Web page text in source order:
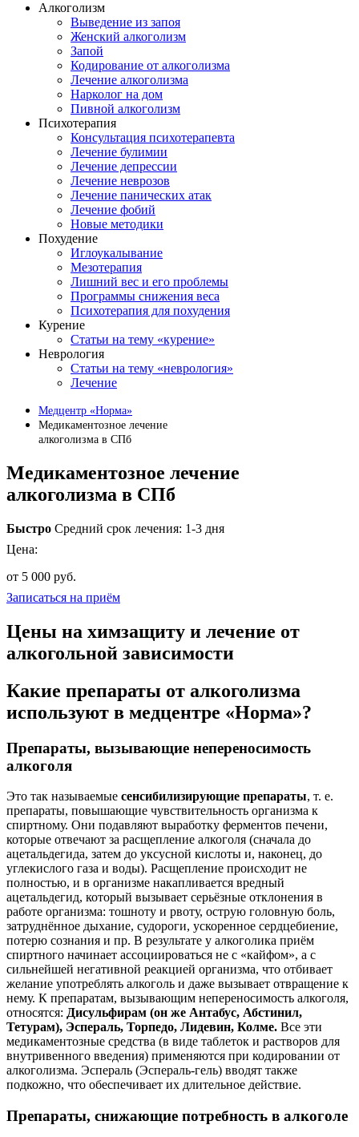
Алкоголизм
Выведение из запоя
Женский алкоголизм
Запой
Кодирование от алкоголизма
Лечение алкоголизма
Нарколог на дом
Пивной алкоголизм
Психотерапия
Консультация психотерапевта
Лечение булимии
Лечение депрессии
Лечение неврозов
Лечение панических атак
Лечение фобий
Новые методики
Похудение
Иглоукалывание
Мезотерапия
Лишний вес и его проблемы
Программы снижения веса
Психотерапия для похудения
Курение
Статьи на тему «курение»
Неврология
Статьи на тему «неврология»
Лечение
Медцентр «Норма»
Медикаментозное лечение
алкоголизма в СПб
Медикаментозное лечение
алкоголизма в СПб
Быстро Средний срок лечения: 1-3 дня
Цена:
от 5 000 руб.
Записаться на приём
Цены на химзащиту и лечение от
алкогольной зависимости
Какие препараты от алкоголизма
используют в медцентре «Норма»?
Препараты, вызывающие непереносимость
алкоголя
Это так называемые сенсибилизирующие препараты, т. е.
препараты, повышающие чувствительность организма к
спиртному. Они подавляют выработку ферментов печени,
которые отвечают за расщепление алкоголя (сначала до
ацетальдегида, затем до уксусной кислоты и, наконец, до
углекислого газа и воды). Расщепление происходит не
полностью, и в организме накапливается вредный
ацетальдегид, который вызывает серьёзные отклонения в
работе организма: тошноту и рвоту, острую головную боль,
затруднённое дыхание, судороги, ускоренное сердцебиение,
потерю сознания и пр. В результате у алкоголика приём
спиртного начинает ассоциироваться не с «кайфом», а с
сильнейшей негативной реакцией организма, что отбивает
желание употреблять алкоголь и даже вызывает отвращение к
нему. К препаратам, вызывающим непереносимость алкоголя,
относятся: Дисульфирам (он же Антабус, Абстинил,
Тетурам), Эспераль, Торпедо, Лидевин, Колме. Все эти
медикаментозные средства (в виде таблеток и растворов для
внутривенного введения) применяются при кодировании от
алкоголизма. Эспераль (Эспераль-гель) вводят также
подкожно, что обеспечивает их длительное действие.
Препараты, снижающие потребность в алкоголе